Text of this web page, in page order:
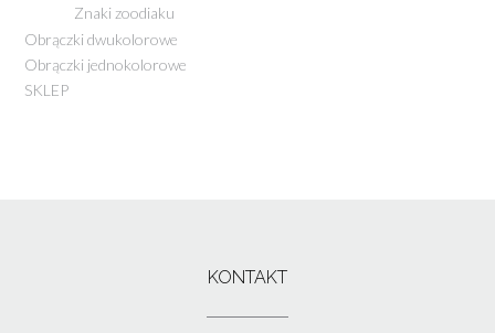
Znaki zoodiaku
Obrączki dwukolorowe
Obrączki jednokolorowe
SKLEP
KONTAKT